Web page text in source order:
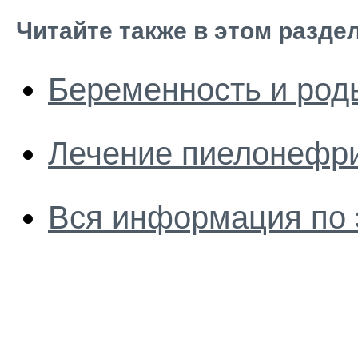
Читайте также в этом
Беременность и
Лечение
Вся информация по